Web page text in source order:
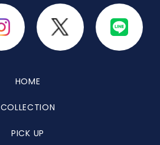
HOME
COLLECTION
PICK UP